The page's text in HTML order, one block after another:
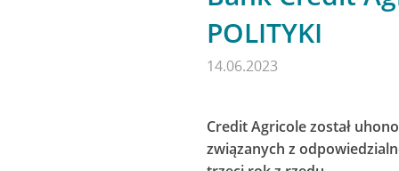
POLITYKI
14.06.2023
Credit Agricole został
związanych z